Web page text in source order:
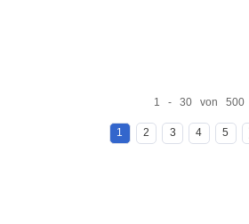
1 - 30 von 500
1 2 3 4 5